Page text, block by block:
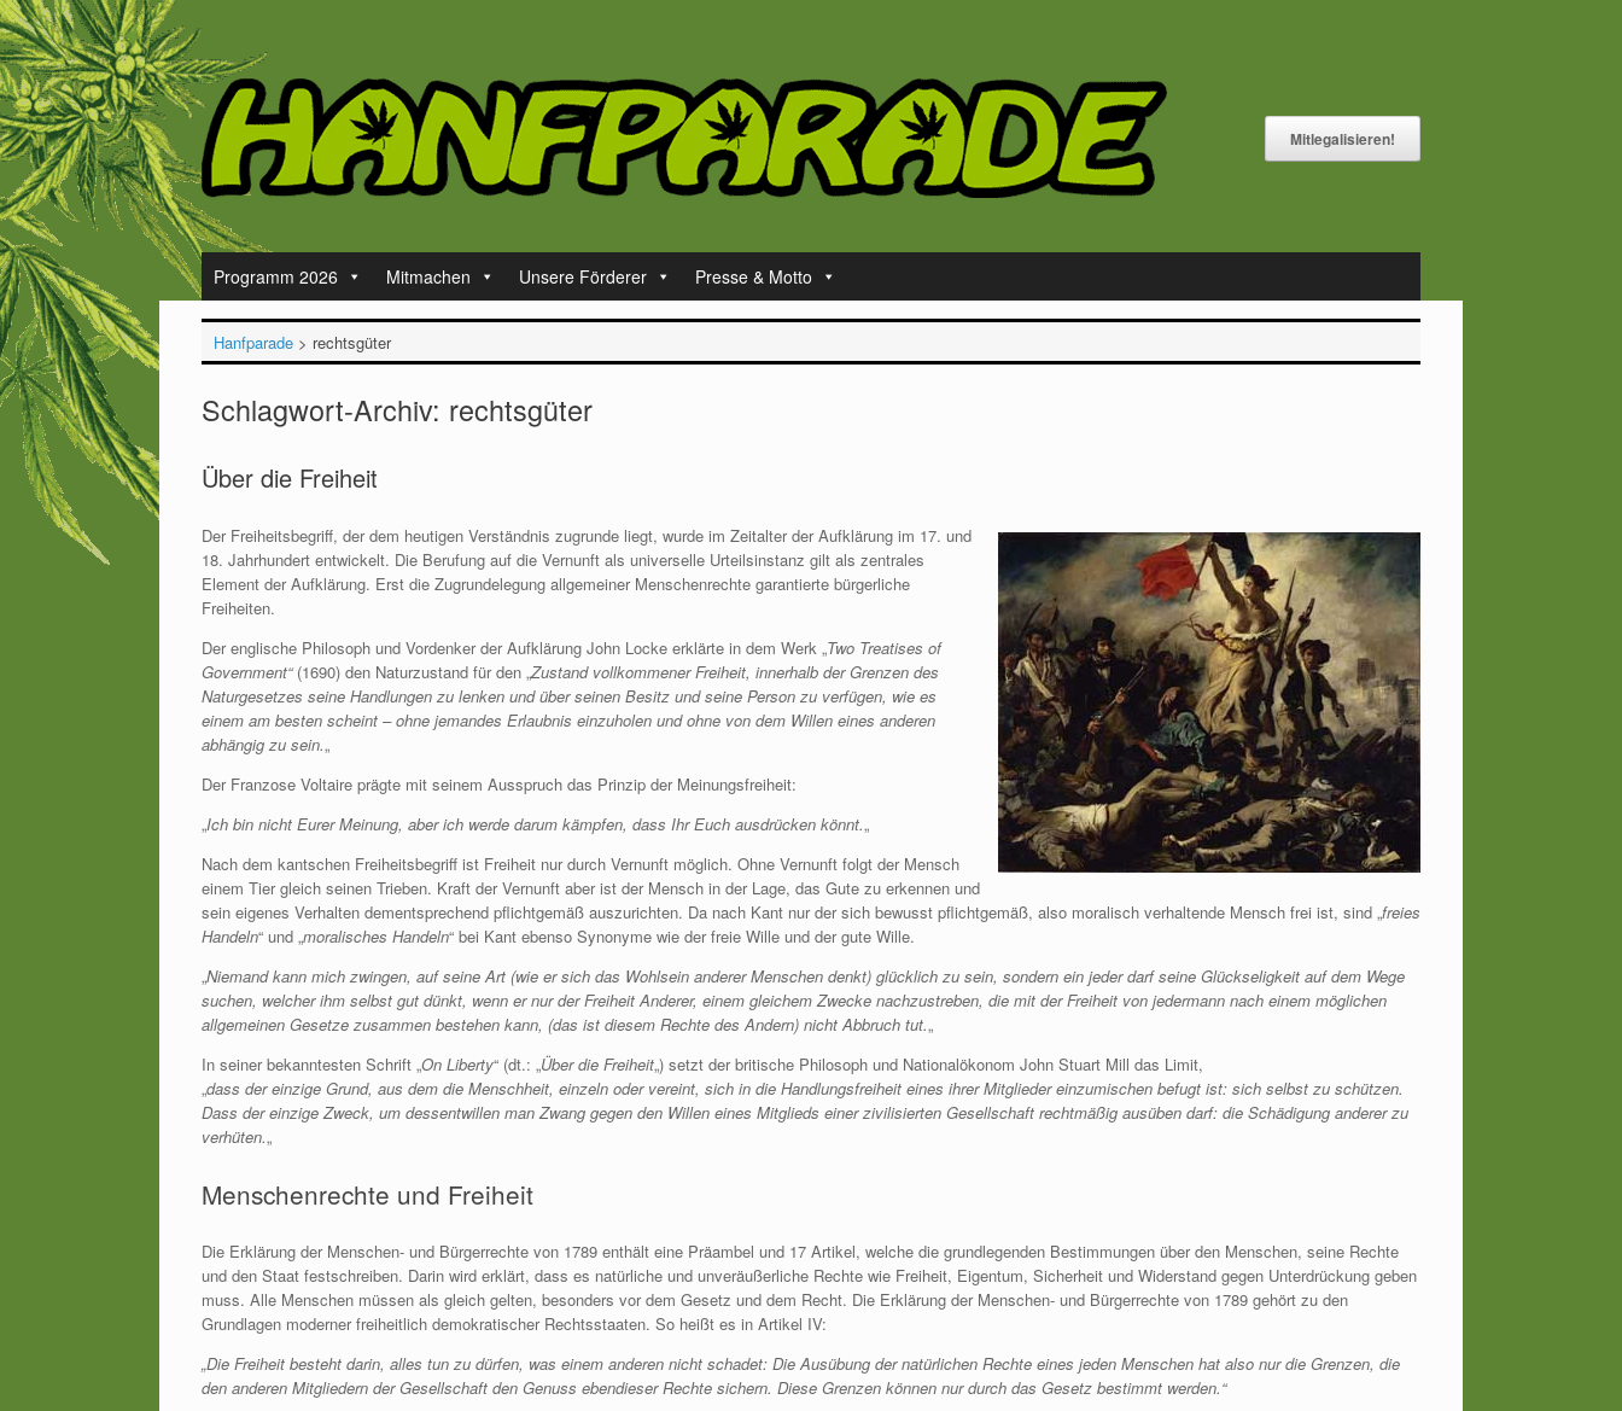
Zum
Inhalt
springen
Mitlegalisieren!
Programm 2026 Mitmachen Unsere Förderer Presse & Motto
Hanfparade> rechtsgüter
Schlagwort-Archiv: rechtsgüter
Über die Freiheit
Der Freiheitsbegriff, der dem heutigen Verständnis zugrunde liegt, wurde im Zeitalter der Aufklärung im 17. und
18. Jahrhundert entwickelt. Die Berufung auf die Vernunft als universelle Urteilsinstanz gilt als zentrales
Element der Aufklärung. Erst die Zugrundelegung allgemeiner Menschenrechte garantierte bürgerliche
Freiheiten.
Der englische Philosoph und Vordenker der Aufklärung John Locke erklärte in dem Werk „Two Treatises of
Government“(1690) den Naturzustand für den „Zustand vollkommener Freiheit, innerhalb der Grenzen des
Naturgesetzes seine Handlungen zu lenken und über seinen Besitz und seine Person zu verfügen, wie es
einem am besten scheint – ohne jemandes Erlaubnis einzuholen und ohne von dem Willen eines anderen
abhängig zu sein.„
Der Franzose Voltaire prägte mit seinem Ausspruch das Prinzip der Meinungsfreiheit:
„Ich bin nicht Eurer Meinung, aber ich werde darum kämpfen, dass Ihr Euch ausdrücken könnt.„
Nach dem kantschen Freiheitsbegriff ist Freiheit nur durch Vernunft möglich. Ohne Vernunft folgt der Mensch
einem Tier gleich seinen Trieben. Kraft der Vernunft aber ist der Mensch in der Lage, das Gute zu erkennen und
sein eigenes Verhalten dementsprechend pflichtgemäß auszurichten. Da nach Kant nur der sich bewusst pflichtgemäß, also moralisch verhaltende Mensch frei ist, sind „freies
Handeln“ und „moralisches Handeln“ bei Kant ebenso Synonyme wie der freie Wille und der gute Wille.
„Niemand kann mich zwingen, auf seine Art (wie er sich das Wohlsein anderer Menschen denkt) glücklich zu sein, sondern ein jeder darf seine Glückseligkeit auf dem Wege
suchen, welcher ihm selbst gut dünkt, wenn er nur der Freiheit Anderer, einem gleichem Zwecke nachzustreben, die mit der Freiheit von jedermann nach einem möglichen
allgemeinen Gesetze zusammen bestehen kann, (das ist diesem Rechte des Andern) nicht Abbruch tut.„
In seiner bekanntesten Schrift „On Liberty“ (dt.: „Über die Freiheit„) setzt der britische Philosoph und Nationalökonom John Stuart Mill das Limit,
„dass der einzige Grund, aus dem die Menschheit, einzeln oder vereint, sich in die Handlungsfreiheit eines ihrer Mitglieder einzumischen befugt ist: sich selbst zu schützen.
Dass der einzige Zweck, um dessentwillen man Zwang gegen den Willen eines Mitglieds einer zivilisierten Gesellschaft rechtmäßig ausüben darf: die Schädigung anderer zu
verhüten.„
Menschenrechte und Freiheit
Die Erklärung der Menschen- und Bürgerrechte von 1789 enthält eine Präambel und 17 Artikel, welche die grundlegenden Bestimmungen über den Menschen, seine Rechte
und den Staat festschreiben. Darin wird erklärt, dass es natürliche und unveräußerliche Rechte wie Freiheit, Eigentum, Sicherheit und Widerstand gegen Unterdrückung geben
muss. Alle Menschen müssen als gleich gelten, besonders vor dem Gesetz und dem Recht. Die Erklärung der Menschen- und Bürgerrechte von 1789 gehört zu den
Grundlagen moderner freiheitlich demokratischer Rechtsstaaten. So heißt es in Artikel IV:
„Die Freiheit besteht darin, alles tun zu dürfen, was einem anderen nicht schadet: Die Ausübung der natürlichen Rechte eines jeden Menschen hat also nur die Grenzen, die
den anderen Mitgliedern der Gesellschaft den Genuss ebendieser Rechte sichern. Diese Grenzen können nur durch das Gesetz bestimmt werden.“